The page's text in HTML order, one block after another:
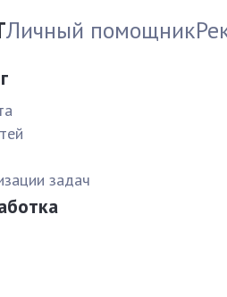
Личный помощник
задач